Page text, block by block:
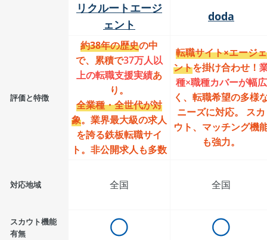
リクルートエージ
ェント
doda
評価と特徴
約38年の歴史の中
で、累積で37万人以
上の転職支援実績あ
り。
全業種・全世代が対
象。業界最大級の求人
を誇る鉄板転職サイ
ト。非公開求人も多数
転職サイト×エージェ
ントを掛け合わせ！
種×職種カバーが幅広
く、転職希望の多様
ニーズに対応。 スカ
ウト、マッチング機
も強力。
対応地域 全国 全国
スカウト機能
有無